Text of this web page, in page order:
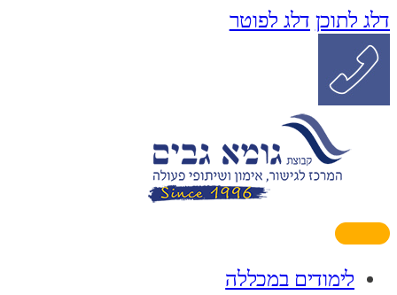
דלג לתוכן דלג לפוטר
לימודים במכללה